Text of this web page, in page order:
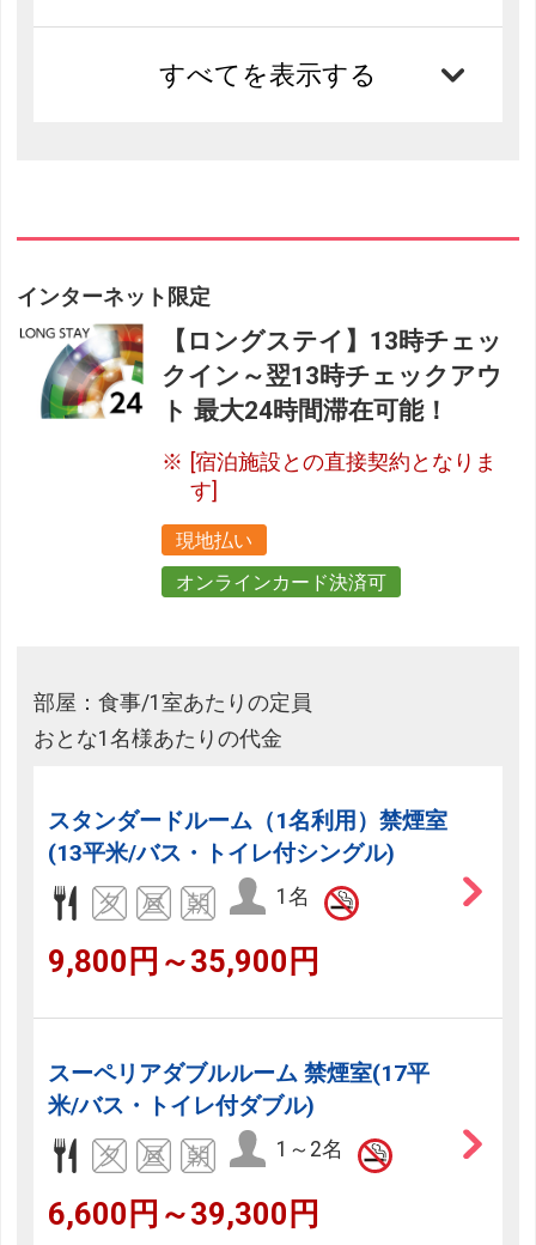
すべてを表示する
インターネット限定
【ロングステイ】13時チェッ
クイン～翌13時チェックアウ
ト 最大24時間滞在可能！
[宿泊施設との直接契約となりま
す]
現地払い
オンラインカード決済可
部屋：食事/1室あたりの定員
おとな1名様あたりの代金
スタンダードルーム（1名利用）禁煙室
(13平米/バス・トイレ付シングル)
1名
9,800円～35,900円
スーペリアダブルルーム 禁煙室(17平
米/バス・トイレ付ダブル)
1～2名
6,600円～39,300円